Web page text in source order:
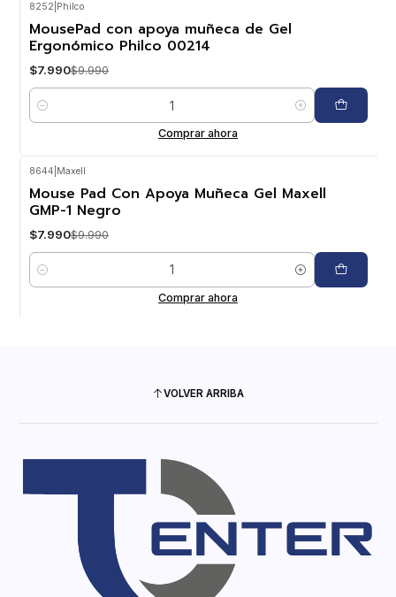
OFF
8252 Philco
MousePad con apoya muñeca de Gel
Ergonómico Philco 00214
$7.990$9.990
Cantidad
Comprar ahora
8644 Maxell
Mouse Pad Con Apoya Muñeca Gel Maxell
GMP-1 Negro
$7.990$9.990
Cantidad
Comprar ahora
VOLVER ARRIBA